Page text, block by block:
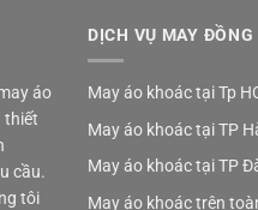
áo
thiết
cầu.
tôi
DỊCH VỤ MAY ĐỒNG
May áo khoác tại Tp
May áo khoác tại TP
May áo khoác tại TP
May áo khoác trên